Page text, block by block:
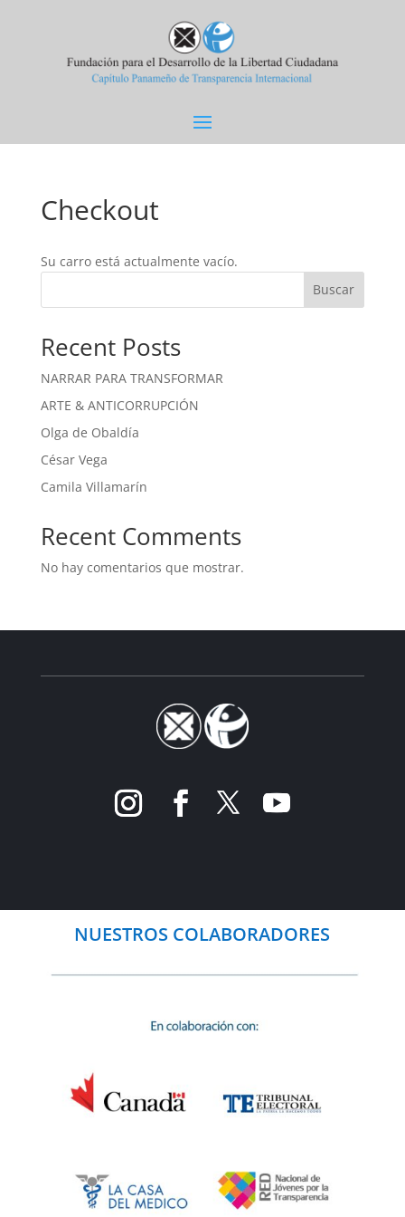
Checkout
Su carro está actualmente vacío.
Buscar
Recent Posts
NARRAR PARA TRANSFORMAR
ARTE & ANTICORRUPCIÓN
Olga de Obaldía
César Vega
Camila Villamarín
Recent Comments
No hay comentarios que mostrar.
NUESTROS COLABORADORES